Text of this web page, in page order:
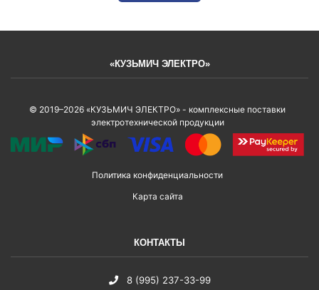
«КУЗЬМИЧ ЭЛЕКТРО»
© 2019–2026 «КУЗЬМИЧ ЭЛЕКТРО» - комплексные поставки
электротехнической продукции
Политика конфиденциальности
Карта сайта
КОНТАКТЫ
8 (995) 237-33-99